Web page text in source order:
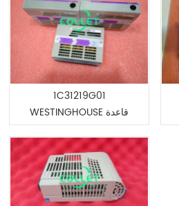
1C31219G01
WESTINGHOUSE قاعدة
التحكم في عملية الإباضة